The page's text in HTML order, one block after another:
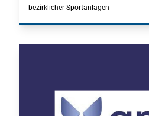
bezirklicher Sportanlagen